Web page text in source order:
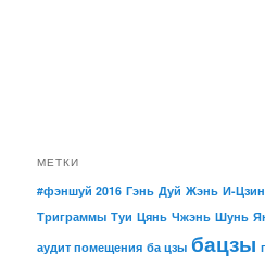
МЕТКИ
#фэншуй 2016 Гэнь Дуй Жэнь И-Цзин
Триграммы Туи Цянь Чжэнь Шунь
аудит помещения ба цзы бацзы